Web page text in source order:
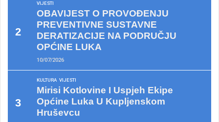
VIJESTI
OBAVIJEST O PROVOĐENJU
PREVENTIVNE SUSTAVNE
DERATIZACIJE NA PODRUČJU
OPĆINE LUKA
10/07/2026
KULTURA VIJESTI
Mirisi Kotlovine I Uspjeh Ekipe
Općine Luka U Kupljenskom
Hruševcu